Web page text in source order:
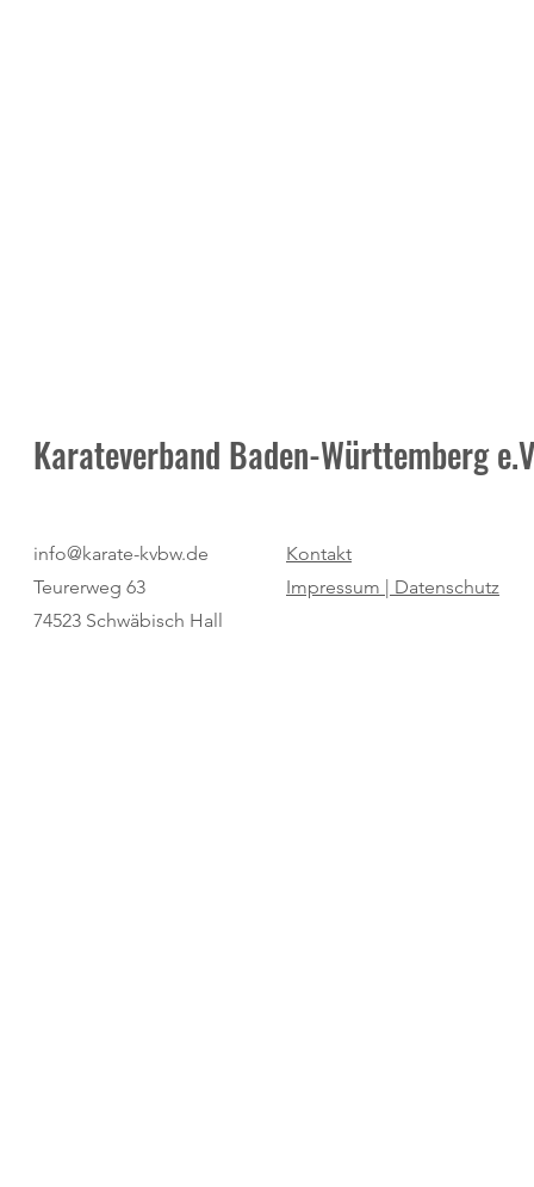
Pure Dominanz: Birtat MTV
Ludwigsburg zum zweiten Mal
Champion
für den SV
Karateverband Baden-Württemberg
info@karate-kvbw.de
Teurerweg 63
74523 Schwäbisch Hall
Kontakt
Impressum | Datenschutz